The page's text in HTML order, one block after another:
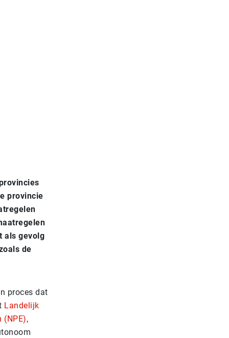
provincie
als gevolg
de
proces dat
Landelijk
(NPE),